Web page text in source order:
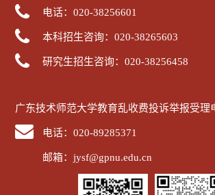
电话：020-38256601
本科招生咨询：020-38265603
研究生招生咨询：020-38256458
广东技术师范大学教育乱收费投诉举报受理
电话：020-89285371
邮箱：jysf@gpnu.edu.cn